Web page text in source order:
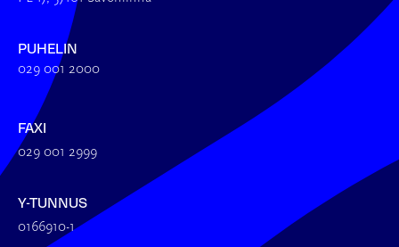
PUHELIN
029 001 2000
FAXI
029 001 2999
Y-TUNNUS
0166910-1